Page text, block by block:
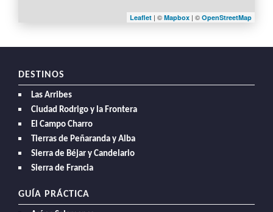
Leaflet | © Mapbox | © OpenStreetMap
DESTINOS
Las Arribes
Ciudad Rodrigo y la Frontera
El Campo Charro
Tierras de Peñaranda y Alba
Sierra de Béjar y Candelario
Sierra de Francia
GUÍA PRÁCTICA